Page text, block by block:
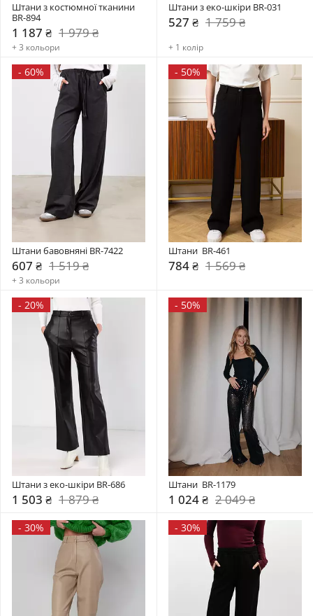
Штани з костюмної тканини
BR-894
1 187 ₴ 1 979 ₴
+ 3 кольори
Штани з еко-шкіри BR-031
527 ₴ 1 759 ₴
+ 1 колір
- 60%
Штани бавовняні BR-7422
607 ₴ 1 519 ₴
+ 3 кольори
- 50%
Штани  BR-461
784 ₴ 1 569 ₴
- 20%
Штани з еко-шкіри BR-686
1 503 ₴ 1 879 ₴
- 50%
Штани  BR-1179
1 024 ₴ 2 049 ₴
- 30% - 30%